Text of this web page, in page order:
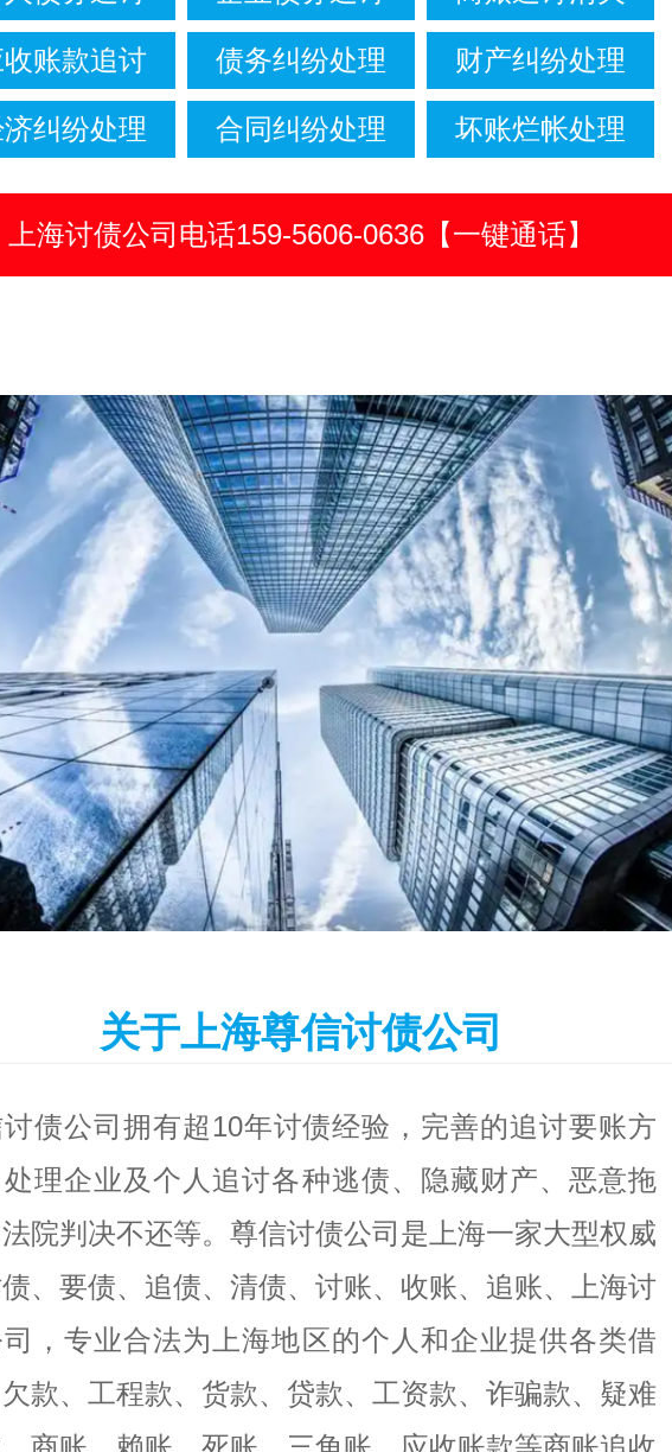
收账款追讨 债务纠纷处理 财产纠纷处理
纠纷处理 合同纠纷处理 坏账烂帐处理
上海讨债公司电话159-5606-0636【一键通话】
关于上海尊信讨债公司
债公司拥有超10年讨债经验，完善的追讨要账方
理企业及个人追讨各种逃债、隐藏财产、恶意拖
院判决不还等。尊信讨债公司是上海一家大型权威
、要债、追债、清债、讨账、收账、追账、上海讨
，专业合法为上海地区的个人和企业提供各类借
款、工程款、货款、贷款、工资款、诈骗款、疑难